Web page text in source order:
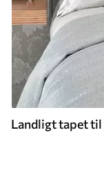
Landligt tapet